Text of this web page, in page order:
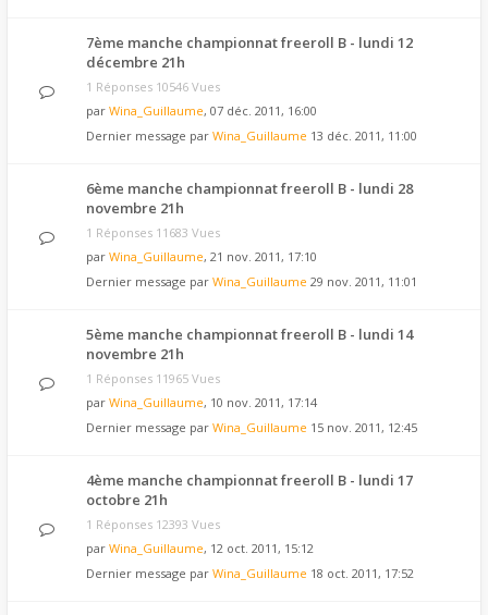
7ème manche championnat freeroll B - lundi 12
décembre 21h
1 Réponses 10546 Vues
par Wina_Guillaume, 07 déc. 2011, 16:00
Dernier message par Wina_Guillaume 13 déc. 2011, 11:00
6ème manche championnat freeroll B - lundi 28
novembre 21h
1 Réponses 11683 Vues
par Wina_Guillaume, 21 nov. 2011, 17:10
Dernier message par Wina_Guillaume 29 nov. 2011, 11:01
5ème manche championnat freeroll B - lundi 14
novembre 21h
1 Réponses 11965 Vues
par Wina_Guillaume, 10 nov. 2011, 17:14
Dernier message par Wina_Guillaume 15 nov. 2011, 12:45
4ème manche championnat freeroll B - lundi 17
octobre 21h
1 Réponses 12393 Vues
par Wina_Guillaume, 12 oct. 2011, 15:12
Dernier message par Wina_Guillaume 18 oct. 2011, 17:52